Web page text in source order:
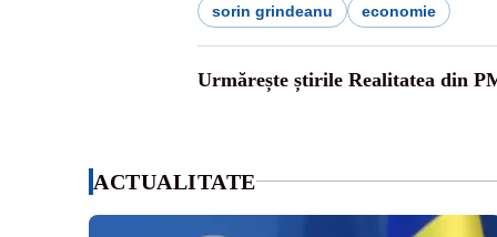
sorin grindeanu economie
Urmărește știrile Realitatea din
ACTUALITATE